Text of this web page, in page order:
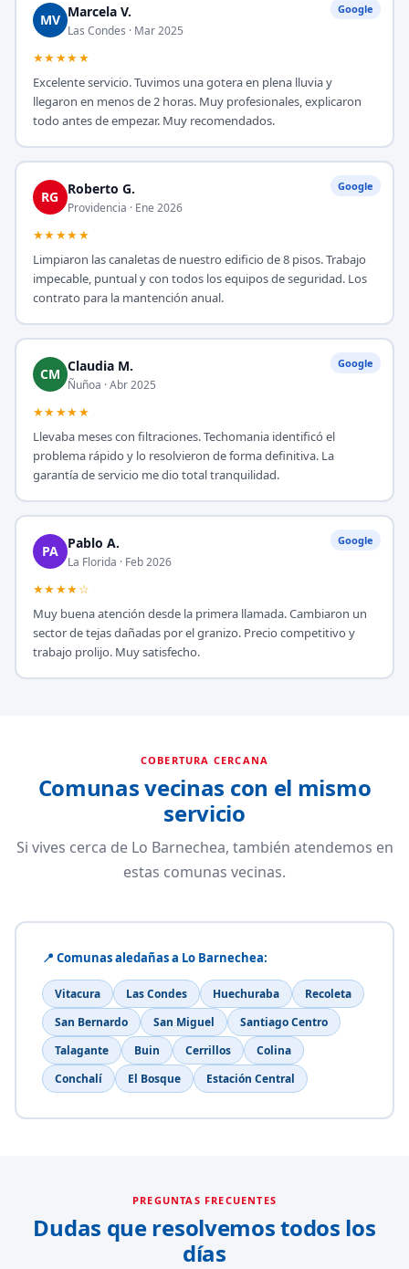
Google
MV Marcela V.
Las Condes · Mar 2025
★★★★★
Excelente servicio. Tuvimos una gotera en plena lluvia y
llegaron en menos de 2 horas. Muy profesionales, explicaron
todo antes de empezar. Muy recomendados.
Google
RG Roberto G.
Providencia · Ene 2026
★★★★★
Limpiaron las canaletas de nuestro edificio de 8 pisos. Trabajo
impecable, puntual y con todos los equipos de seguridad. Los
contrato para la mantención anual.
Google
CM Claudia M.
Ñuñoa · Abr 2025
★★★★★
Llevaba meses con filtraciones. Techomania identificó el
problema rápido y lo resolvieron de forma definitiva. La
garantía de servicio me dio total tranquilidad.
Google
PA Pablo A.
La Florida · Feb 2026
★★★★☆
Muy buena atención desde la primera llamada. Cambiaron un
sector de tejas dañadas por el granizo. Precio competitivo y
trabajo prolijo. Muy satisfecho.
COBERTURA CERCANA
Comunas vecinas con el mismo
servicio
Si vives cerca de Lo Barnechea, también atendemos en
estas comunas vecinas.
📍 Comunas aledañas a Lo Barnechea:
Vitacura Las Condes Huechuraba
Recoleta
San Bernardo
San Miguel
Santiago Centro
Talagante
Buin Cerrillos
Colina
Conchalí
El Bosque Estación Central
PREGUNTAS FRECUENTES
Dudas que resolvemos todos los
días